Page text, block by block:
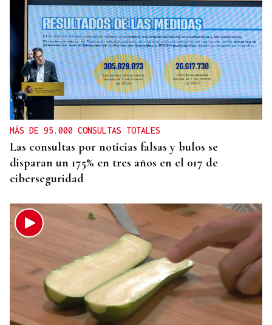
MÁS DE 95.000 CONSULTAS TOTALES
Las consultas por noticias falsas y bulos se
disparan un 175% en tres años en el 017 de
ciberseguridad